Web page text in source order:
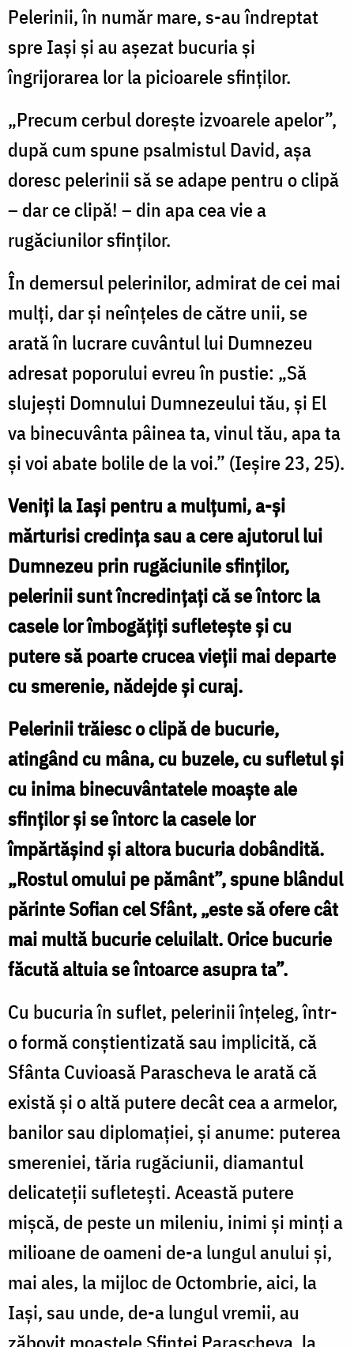
Pelerinii, în număr mare, s-au îndreptat
spre Iași și au așezat bucuria și
îngrijorarea lor la picioarele sfinților.
„Precum cerbul dorește izvoarele apelor”,
după cum spune psalmistul David, așa
doresc pelerinii să se adape pentru o clipă
– dar ce clipă! – din apa cea vie a
rugăciunilor sfinților.
În demersul pelerinilor, admirat de cei mai
mulți, dar și neînțeles de către unii, se
arată în lucrare cuvântul lui Dumnezeu
adresat poporului evreu în pustie: „Să
slujești Domnului Dumnezeului tău, și El
va binecuvânta pâinea ta, vinul tău, apa ta
și voi abate bolile de la voi.” (Ieșire 23, 25).
Veniți la Iași pentru a mulțumi, a-și
mărturisi credința sau a cere ajutorul lui
Dumnezeu prin rugăciunile sfinților,
pelerinii sunt încredințați că se întorc la
casele lor îmbogățiți sufletește și cu
putere să poarte crucea vieții mai departe
cu smerenie, nădejde și curaj.
Pelerinii trăiesc o clipă de bucurie,
atingând cu mâna, cu buzele, cu sufletul și
cu inima binecuvântatele moaște ale
sfinților și se întorc la casele lor
împărtășind și altora bucuria dobândită.
„Rostul omului pe pământ”, spune blândul
părinte Sofian cel Sfânt, „este să ofere cât
mai multă bucurie celuilalt. Orice bucurie
făcută altuia se întoarce asupra ta”.
Cu bucuria în suflet, pelerinii înțeleg, într-
o formă conștientizată sau implicită, că
Sfânta Cuvioasă Parascheva le arată că
există și o altă putere decât cea a armelor,
banilor sau diplomației, și anume: puterea
smereniei, tăria rugăciunii, diamantul
delicateții sufletești. Această putere
mișcă, de peste un mileniu, inimi și minți a
milioane de oameni de-a lungul anului și,
mai ales, la mijloc de Octombrie, aici, la
Iași, sau unde, de-a lungul vremii, au